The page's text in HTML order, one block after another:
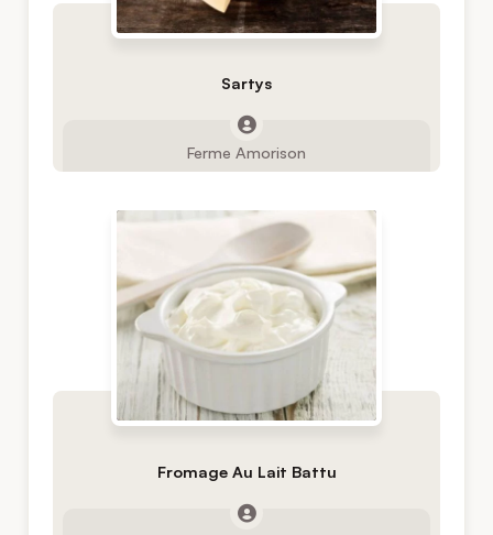
Sartys
Ferme Amorison
Fromage Au Lait Battu